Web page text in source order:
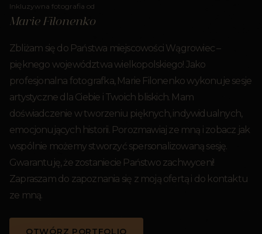
Inkluzywna fotografia od
Marie Filonenko
Zbliżam się do Państwa miejscowości Wągrowiec –
pięknego województwa wielkopolskiego! Jako
profesjonalna fotografka, Marie Filonenko wykonuje sesje
artystyczne dla Ciebie i Twoich bliskich. Mam
doświadczenie w tworzeniu pięknych, indywidualnych,
emocjonujących historii. Porozmawiaj ze mną i zobacz jak
wspólnie możemy stworzyć spersonalizowaną sesję.
Gwarantuję, że zostaniecie Państwo zachwyceni!
Zapraszam do zapoznania się z moją ofertą i do kontaktu
ze mną.
OTWÓRZ PORTFOLIO